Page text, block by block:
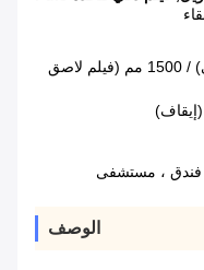
بحد أقصى 1800 (زجاج ذكي) / 1500 مم (فيلم لاصق
فندق ، مستشفى
الوصف